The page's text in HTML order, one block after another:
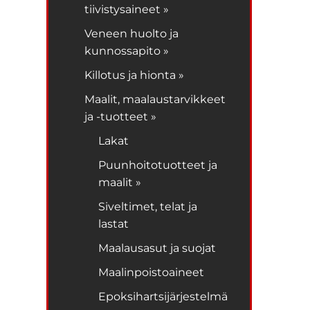
tiivistysaineet »
Veneen huolto ja
kunnossapito »
Killotus ja hionta »
Maalit, maalaustarvikkeet
ja -tuotteet »
Lakat
Puunhoitotuotteet ja
maalit »
Siveltimet, telat ja
lastat
Maalausasut ja suojat
Maalinpoistoaineet
Epoksihartsijärjestelmä